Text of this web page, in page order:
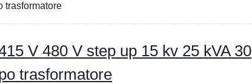
trasformatore
V 480 V step up 15 kv 25 kVA 30
trasformatore